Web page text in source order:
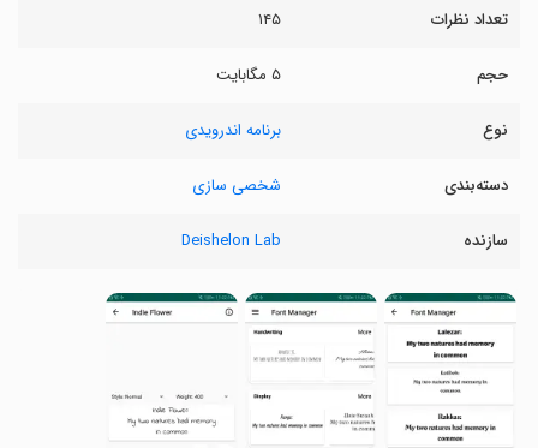
تعداد نظرات ۱۴۵
حجم ۵ مگابایت
نوع برنامه اندرویدی
دسته‌بندی شخصی سازی
سازنده Deishelon Lab